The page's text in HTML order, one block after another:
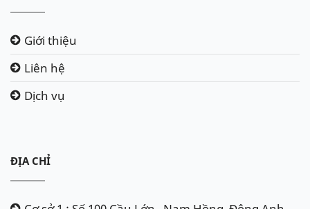
Giới thiệu
Liên hệ
Dịch vụ
ĐỊA CHỈ